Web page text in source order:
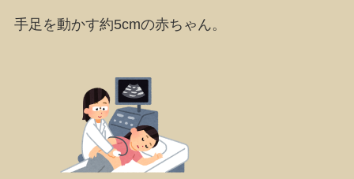
手足を動かす約5cmの赤ちゃん。